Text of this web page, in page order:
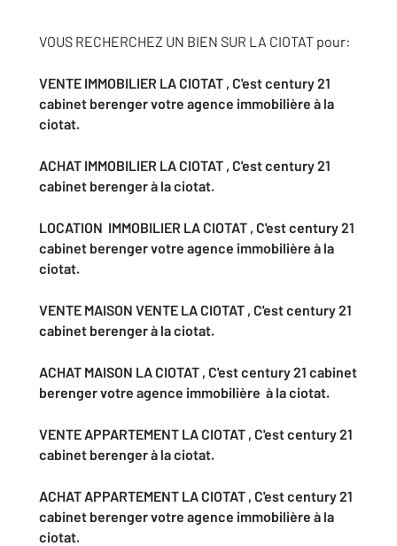
VOUS RECHERCHEZ UN BIEN SUR LA CIOTAT pour:
VENTE IMMOBILIER LA CIOTAT , C'est century 21
cabinet berenger votre agence immobilière à la
ciotat.
ACHAT IMMOBILIER LA CIOTAT , C'est century 21
cabinet berenger à la ciotat.
LOCATION IMMOBILIER LA CIOTAT , C'est century 21
cabinet berengervotre agence immobilière à la
ciotat.
VENTE MAISON VENTE LA CIOTAT , C'est century 21
cabinet berenger à la ciotat.
ACHAT MAISON LA CIOTAT , C'est century 21 cabinet
berengervotre agence immobilière à la ciotat.
VENTE APPARTEMENT LA CIOTAT , C'est century 21
cabinet berenger à la ciotat.
ACHAT APPARTEMENT LA CIOTAT , C'est century 21
cabinet berengervotre agence immobilière à la
ciotat.